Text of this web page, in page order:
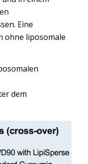
Eine
ohne liposomale
dem